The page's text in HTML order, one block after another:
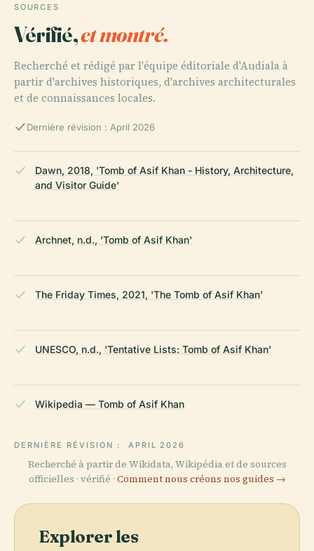
SOURCES
Vérifié,et montré.
Recherché et rédigé par l'équipe éditoriale d'Audiala à
partir d'archives historiques, d'archives architecturales
et de connaissances locales.
Dernière révision : April 2026
Dawn, 2018, 'Tomb of Asif Khan - History, Architecture,
and Visitor Guide'
Archnet, n.d., 'Tomb of Asif Khan'
The Friday Times, 2021, 'The Tomb of Asif Khan'
UNESCO, n.d., 'Tentative Lists: Tomb of Asif Khan'
Wikipedia — Tomb of Asif Khan
DERNIÈRE RÉVISION : APRIL 2026
Recherché à partir de Wikidata, Wikipédia et de sources
officielles · vérifié · Comment nous créons nos guides →
Explorer les